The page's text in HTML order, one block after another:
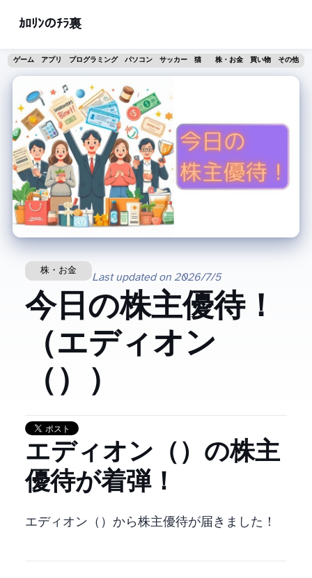
ｶﾛﾘﾝのﾁﾗ裏
ゲーム アプリ プログラミング パソコン サッカー 猫 株・お金 買い物 その他
株・お金
Last updated on 2026/7/5
今日の株主優待！
（エディオン
（2730））
エディオン（2730）の株主
優待が着弾！
エディオン（2730）から株主優待が届きました！